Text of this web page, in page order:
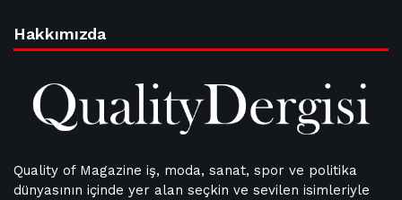
Hakkımızda
Quality of Magazine iş, moda, sanat, spor ve politika
dünyasının içinde yer alan seçkin ve sevilen isimleriyle